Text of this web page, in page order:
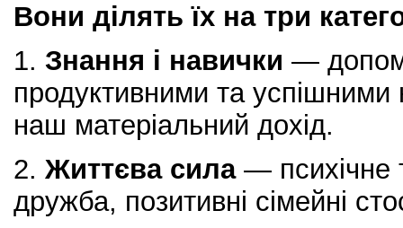
Вони ділять їх на три
1. Знання і навички —
продуктивними та успішними
наш матеріальний дохід.
2. Життєва сила— психічне
дружба, позитивні сімейні